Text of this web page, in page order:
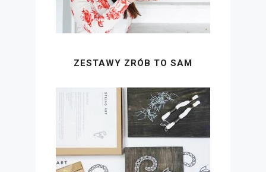
ZESTAWY ZRÓB TO SAM